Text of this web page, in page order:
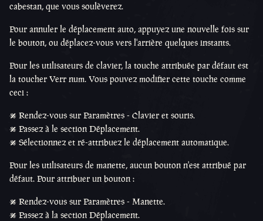
cabestan, que vous soulèverez.
Pour annuler le déplacement auto, appuyez une nouvelle fois sur
le bouton, ou déplacez-vous vers l'arrière quelques instants.
Pour les utilisateurs de clavier, la touche attribuée par défaut est
la toucher Verr num. Vous pouvez modifier cette touche comme
ceci :
• Rendez-vous sur Paramètres - Clavier et souris.
• Passez à le section Déplacement.
• Sélectionnez et ré-attribuez le déplacement automatique.
Pour les utilisateurs de manette, aucun bouton n'est attribué par
défaut. Pour attribuer un bouton :
• Rendez-vous sur Paramètres - Manette.
• Passez à la section Déplacement.